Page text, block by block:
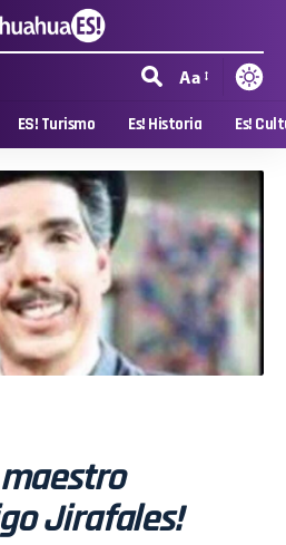
Aa
ES! Turismo Es! Historia Es!
Jirafales!